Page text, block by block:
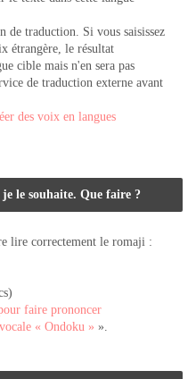
de traduction. Si vous saisissez
étrangère, le résultat
cible mais n'en sera pas
de traduction externe avant
des voix en langues
le souhaite. Que faire ?
lire correctement le romaji :
faire prononcer
« Ondoku » ».